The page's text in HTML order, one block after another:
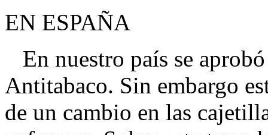
EN ESPAÑA
En nuestro país se
Antitabaco. Sin embargo
de un cambio en las